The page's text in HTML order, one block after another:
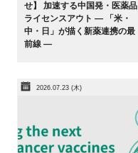
せ】 加速する中国発・医薬品
ライセンスアウト ― 「米・
中・日」が描く新薬連携の最
前線 ―
2026.07.23 (木)